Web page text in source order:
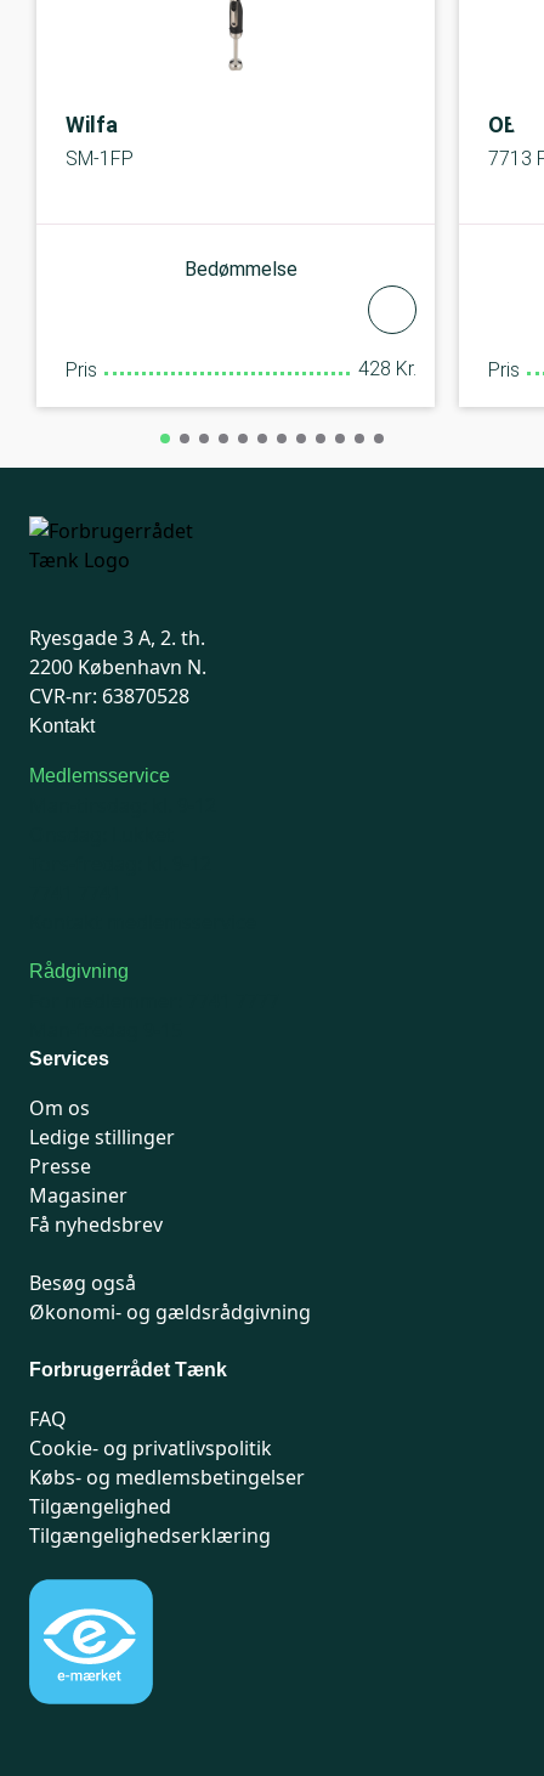
Wilfa
SM-1FP
Bedømmelse
Pris 428 Kr.
OBH
7713
Pris
Ryesgade 3 A, 2. th.
2200 København N.
CVR-nr: 63870528
Kontakt
Medlemsservice
Rådgivning
Services
Om os
Ledige stillinger
Presse
Magasiner
Få nyhedsbrev
Besøg også
Økonomi- og gældsrådgivning
Forbrugerrådet Tænk
FAQ
Cookie- og privatlivspolitik
Købs- og medlemsbetingelser
Tilgængelighed
Tilgængelighedserklæring